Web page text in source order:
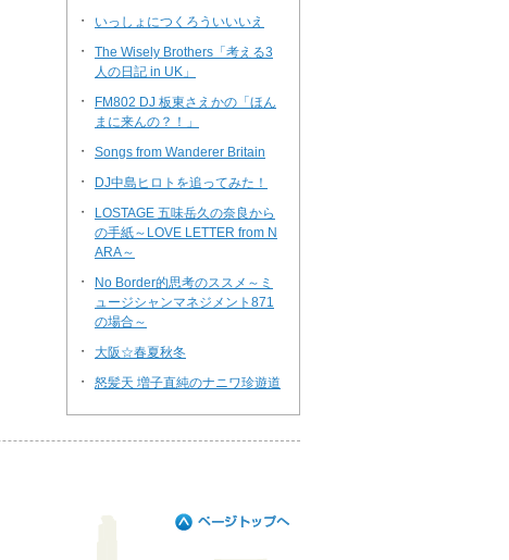
・
いっしょにつくろういいいえ
・
The Wisely Brothers「考える3
人の日記 in UK」
・
FM802 DJ 板東さえかの「ほん
まに来んの？！」
・
Songs from Wanderer Britain
・
DJ中島ヒロトを追ってみた！
・
LOSTAGE 五味岳久の奈良から
の手紙～LOVE LETTER from N
ARA～
・
No Border的思考のススメ～ミ
ュージシャンマネジメント871
の場合～
・
大阪☆春夏秋冬
・
怒髪天 増子直純のナニワ珍遊道